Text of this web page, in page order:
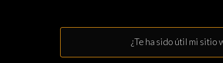
¿Te ha sido útil mi sitio